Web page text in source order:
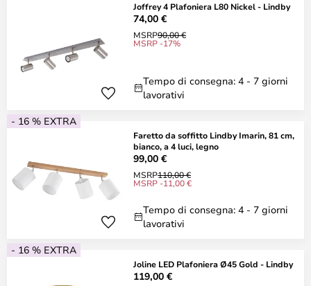
Joffrey 4 Plafoniera L80 Nickel - Lindby
74,00 €
MSRP90,00 €
MSRP -17%
Tempo di consegna: 4 - 7 giorni
lavorativi
- 16 % EXTRA
Faretto da soffitto Lindby Imarin, 81 cm,
bianco, a 4 luci, legno
99,00 €
MSRP110,00 €
MSRP -11,00 €
Tempo di consegna: 4 - 7 giorni
lavorativi
- 16 % EXTRA
Joline LED Plafoniera Ø45 Gold - Lindby
119,00 €